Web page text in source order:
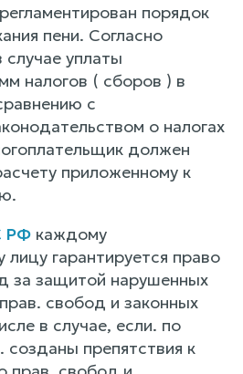
регламентирован порядок
пени. Согласно
уплаты
налогов ( сборов ) в
с
о налогах
должен
приложенному к
РФ каждому
лицу гарантируется право
за защитой нарушенных
свобод и законных
в случае, если. по
созданы препятствия к